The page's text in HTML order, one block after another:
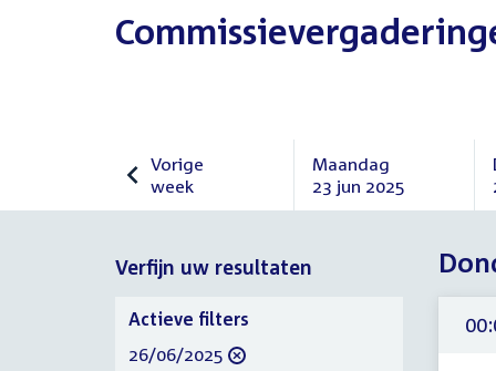
Vorige
week
Vorige
Maandag
23 jun 2025
Maandag
Verfijn uw resultaten
Verfijn
uw
resultaten
Actieve filters
verwijder
26/06/2025